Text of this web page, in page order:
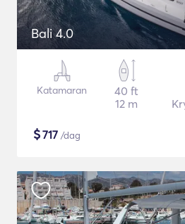
Bali 4.0
Katamaran
40 ft
12 m
$717 /dag